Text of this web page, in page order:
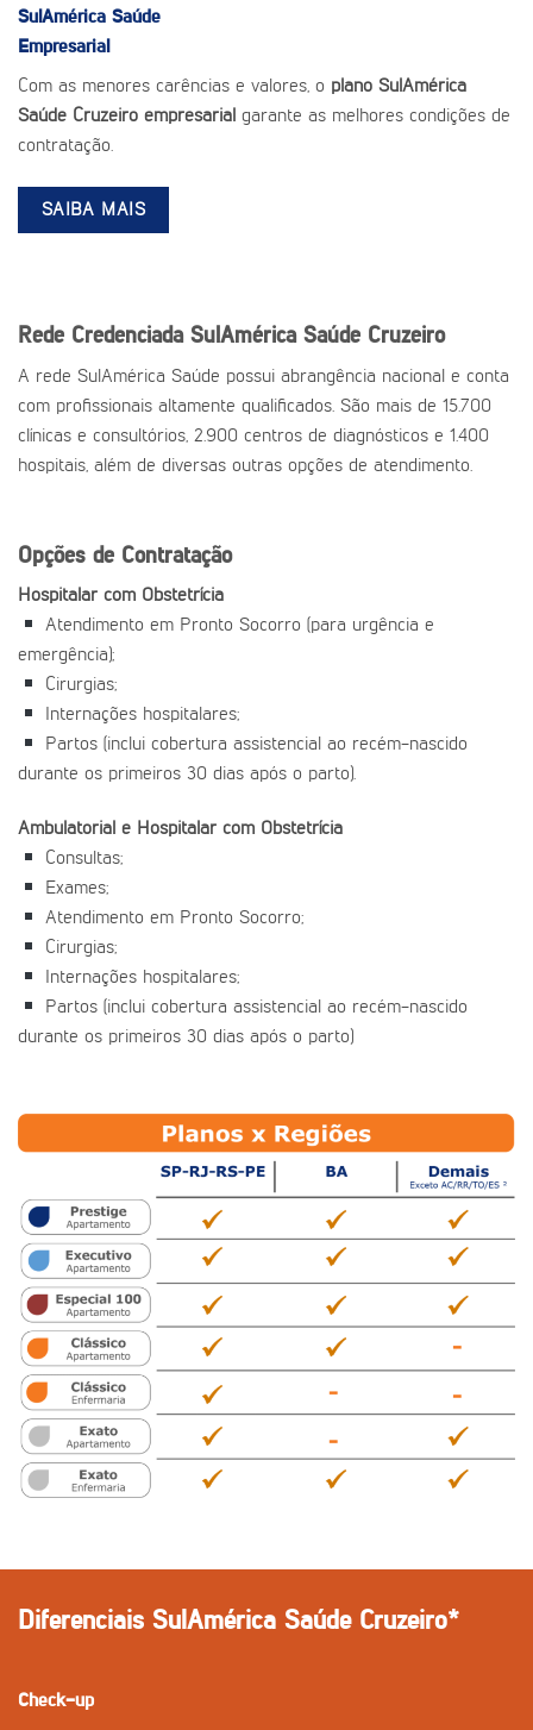
SulAmérica Saúde
Empresarial
Com as menores carências e valores, o plano SulAmérica
Saúde Cruzeiro empresarial garante as melhores condições de
contratação.
SAIBA MAIS
Rede Credenciada SulAmérica Saúde Cruzeiro
A rede SulAmérica Saúde possui abrangência nacional e conta
com profissionais altamente qualificados. São mais de 15.700
clínicas e consultórios, 2.900 centros de diagnósticos e 1.400
hospitais, além de diversas outras opções de atendimento.
Opções de Contratação
Hospitalar com Obstetrícia
Atendimento em Pronto Socorro (para urgência e
emergência);
Cirurgias;
Internações hospitalares;
Partos (inclui cobertura assistencial ao recém-nascido
durante os primeiros 30 dias após o parto).
Ambulatorial e Hospitalar com Obstetrícia
Consultas;
Exames;
Atendimento em Pronto Socorro;
Cirurgias;
Internações hospitalares;
Partos (inclui cobertura assistencial ao recém-nascido
durante os primeiros 30 dias após o parto)
Diferenciais SulAmérica Saúde Cruzeiro*
Check-up